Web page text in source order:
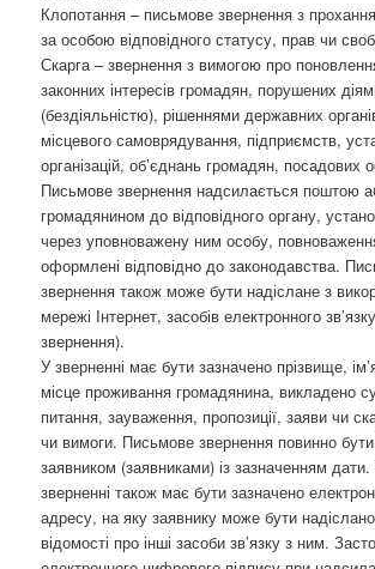
Клопотання – письмове звернення з
за особою відповідного статусу, прав чи
Скарга – звернення з вимогою про
законних інтересів громадян, порушених
(бездіяльністю), рішеннями державних
місцевого самоврядування, підприємств,
організацій, об’єднань громадян, посадових
Письмове звернення надсилається поштою
громадянином до відповідного органу,
через уповноважену ним особу,
оформлені відповідно до законодавства.
звернення також може бути надіслане з
мережі Інтернет, засобів електронного
звернення).
У зверненні має бути зазначено прізвище,
місце проживання громадянина, викладено
питання, зауваження, пропозиції, заяви чи
чи вимоги. Письмове звернення повинно
заявником (заявниками) із зазначенням
зверненні також має бути зазначено
адресу, на яку заявнику може бути
відомості про інші засоби зв’язку з ним.